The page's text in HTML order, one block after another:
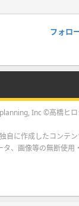
フォロ
Inc ©高橋ヒロ
自に作成したコンテン
、画像等の無断使用